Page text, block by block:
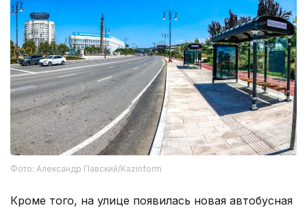
Фото: Александр Павский/Kazinform
Кроме того, на улице появилась новая автобусная